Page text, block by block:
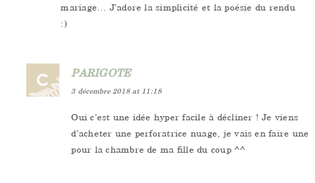
mariage… J’adore la simplicité et la poésie du rendu
:)
PARIGOTE
3 décembre 2018 at 11:18
Oui c’est une idée hyper facile à décliner ! Je viens
d’acheter une perforatrice nuage, je vais en faire une
pour la chambre de ma fille du coup ^^